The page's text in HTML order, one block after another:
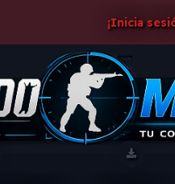
¡Inicia